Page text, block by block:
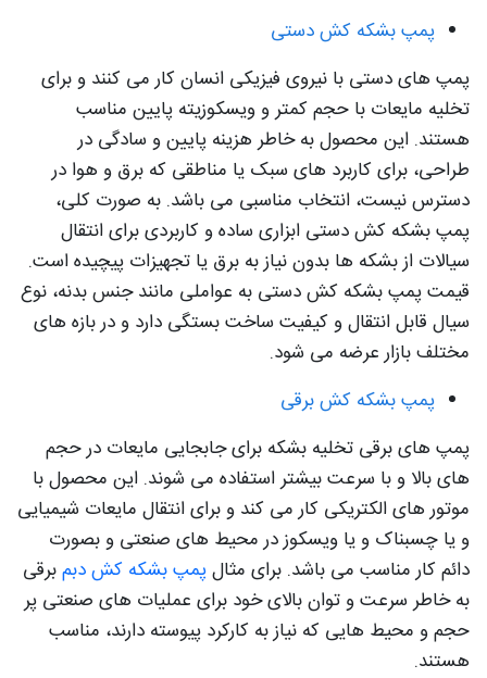
پمپ بشکه کش دستی
پمپ های دستی با نیروی فیزیکی انسان کار می کنند و برای
تخلیه مایعات با حجم کمتر و ویسکوزیته پایین مناسب
هستند. این محصول به خاطر هزینه پایین و سادگی در
طراحی، برای کاربرد های سبک یا مناطقی که برق و هوا در
دسترس نیست، انتخاب مناسبی می باشد. به صورت کلی،
پمپ بشکه کش دستی ابزاری ساده و کاربردی برای انتقال
سیالات از بشکه ها بدون نیاز به برق یا تجهیزات پیچیده است.
قیمت پمپ بشکه کش دستی به عواملی مانند جنس بدنه، نوع
سیال قابل انتقال و کیفیت ساخت بستگی دارد و در بازه های
مختلف بازار عرضه می شود.
پمپ بشکه کش برقی
پمپ های برقی تخلیه بشکه برای جابجایی مایعات در حجم
های بالا و با سرعت بیشتر استفاده می شوند. این محصول با
موتور های الکتریکی کار می کند و برای انتقال مایعات شیمیایی
و یا چسبناک و یا ویسکوز در محیط های صنعتی و بصورت
دائم کار مناسب می باشد. برای مثالپمپ بشکه کش دبمبرقی
به خاطر سرعت و توان بالای خود برای عملیات های صنعتی پر
حجم و محیط هایی که نیاز به کارکرد پیوسته دارند، مناسب
هستند.